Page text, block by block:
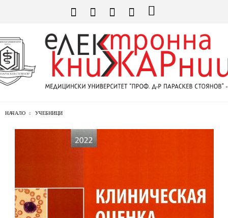
НАЧАЛО УЧЕБНИЦИ